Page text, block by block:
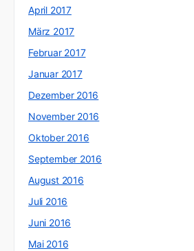
April 2017
März 2017
Februar 2017
Januar 2017
Dezember 2016
November 2016
Oktober 2016
September 2016
August 2016
Juli 2016
Juni 2016
Mai 2016